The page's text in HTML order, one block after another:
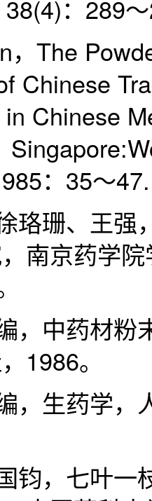
：289
，The
Chinese
Chinese
：35～47.
珞珊、王强
南京药学
，中药材粉
1986。
，生药学，
钧，七叶一